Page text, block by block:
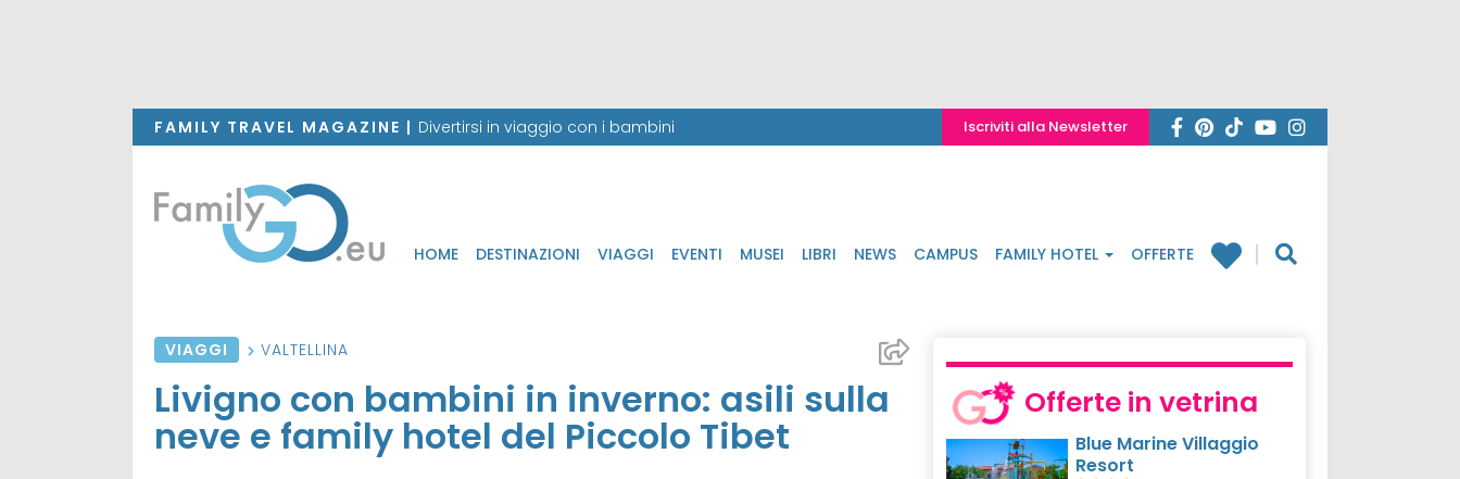
FAMILY TRAVEL MAGAZINE | Divertirsi in viaggio con i bambini Iscriviti alla Newsletter
HOME DESTINAZIONI VIAGGI EVENTI MUSEI LIBRI NEWS CAMPUS FAMILY HOTEL OFFERTE
VIAGGI VALTELLINA
Livigno con bambini in inverno: asili sulla
neve e family hotel del Piccolo Tibet
Offerte in vetrina
Blue Marine Villaggio
Resort